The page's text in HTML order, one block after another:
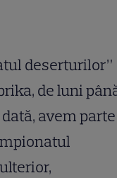
deserturilor”
de luni
avem